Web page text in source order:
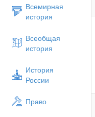
Всемирная
история
Всеобщая
история
История
России
Право